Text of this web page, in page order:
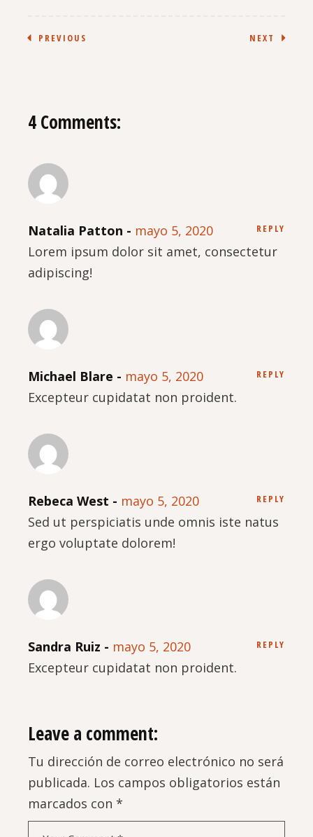
PREVIOUS NEXT
4 Comments:
REPLY
Natalia Patton
mayo 5, 2020
Lorem ipsum dolor sit amet, consectetur
adipiscing!
REPLY
Michael Blare
mayo 5, 2020
Excepteur cupidatat non proident.
REPLY
Rebeca West
mayo 5, 2020
Sed ut perspiciatis unde omnis iste natus
ergo voluptate dolorem!
REPLY
Sandra Ruiz
mayo 5, 2020
Excepteur cupidatat non proident.
Leave a comment:
Tu dirección de correo electrónico no será
publicada. Los campos obligatorios están
marcados con*